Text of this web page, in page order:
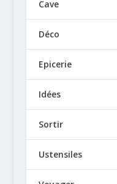
Cave
Déco
Epicerie
Idées
Sortir
Ustensiles